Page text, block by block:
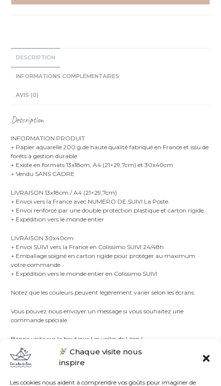
Chaque visite nous
inspire
Les cookies nous aident à comprendre vos goûts pour imaginer de
DESCRIPTION
INFORMATIONS COMPLÉMENTAIRES
AVIS (0)
Description
INFORMATION PRODUIT
+ Papier aquarelle 200 g de haute qualité fabriqué en France et issu de
forêts à gestion durable
+ Existe en formats 13x18cm, A4 (21×29,7cm) et 30x40cm
+ Vendu SANS CADRE
LIVRAISON 13x18cm / A4 (21×29,7cm)
+ Envoi vers la France avec NUMERO DE SUIVI La Poste.
+ Envoi renforcé par une double protection plastique et carton rigide.
+ Expédition vers le monde entier
LIVRAISON 30x40cm
+ Envoi SUIVI vers la France en Colissimo SUIVI 24/48h
+ Emballage soigné en carton rigide pour protéger au maximum
votre commande
+ Expédition vers le monde entier en Colissimo SUIVI
Notez que les couleurs peuvent légèrement varier selon les écrans.
Vous pouvez nous envoyer un message si vous souhaitez une
commande spéciale.
Bonne visite sur la boutique Les voiles de Léon !